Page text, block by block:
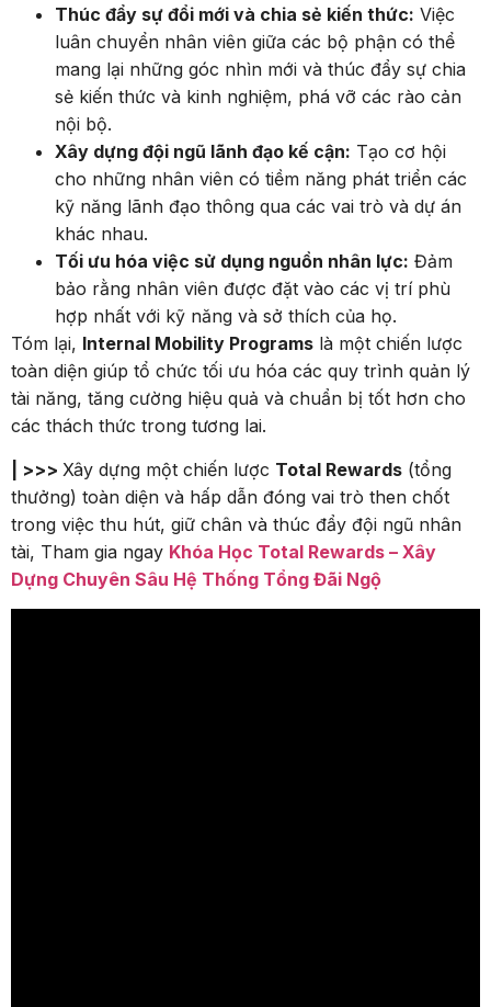
Thúc đẩy sự đổi mới và chia sẻ kiến thức: Việc
luân chuyển nhân viên giữa các bộ phận có thể
mang lại những góc nhìn mới và thúc đẩy sự chia
sẻ kiến thức và kinh nghiệm, phá vỡ các rào cản
nội bộ.
Xây dựng đội ngũ lãnh đạo kế cận: Tạo cơ hội
cho những nhân viên có tiềm năng phát triển các
kỹ năng lãnh đạo thông qua các vai trò và dự án
khác nhau.
Tối ưu hóa việc sử dụng nguồn nhân lực: Đảm
bảo rằng nhân viên được đặt vào các vị trí phù
hợp nhất với kỹ năng và sở thích của họ.
Tóm lại, Internal Mobility Programs là một chiến lược
toàn diện giúp tổ chức tối ưu hóa các quy trình quản lý
tài năng, tăng cường hiệu quả và chuẩn bị tốt hơn cho
các thách thức trong tương lai.
| >>> Xây dựng một chiến lược Total Rewards (tổng
thưởng) toàn diện và hấp dẫn đóng vai trò then chốt
trong việc thu hút, giữ chân và thúc đẩy đội ngũ nhân
tài, Tham gia ngay Khóa Học Total Rewards – Xây
Dựng Chuyên Sâu Hệ Thống Tổng Đãi Ngộ